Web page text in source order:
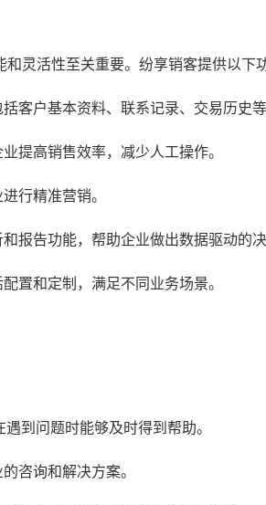
灵活性至关重要。纷享销客提供以下
客户基本资料、联系记录、交易历史等
提高销售效率，减少人工操作。
行精准营销。
报告功能，帮助企业做出数据驱动的决
置和定制，满足不同业务场景。
到问题时能够及时得到帮助。
咨询和解决方案。